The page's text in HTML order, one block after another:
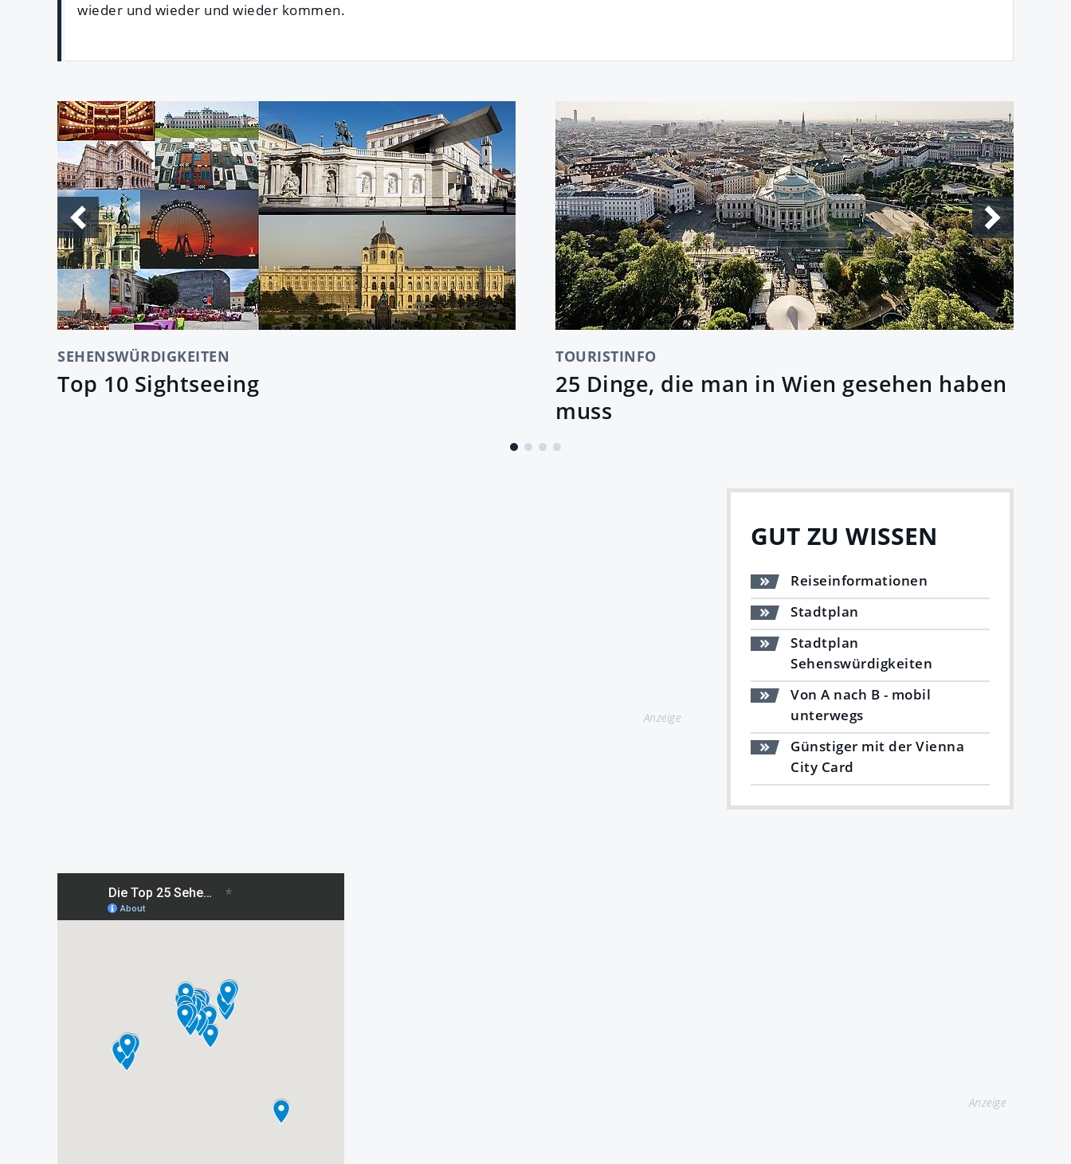
wieder und wieder und wieder kommen.
SEHENSWÜRDIGKEITEN
Top 10 Sightseeing
TOURISTINFO
25 Dinge, die man in Wien gesehen haben
muss
Anzeige
GUT ZU WISSEN
Reiseinformationen
Stadtplan
Stadtplan
Sehenswürdigkeiten
Von A nach B - mobil
unterwegs
Günstiger mit der Vienna
City Card
Anzeige